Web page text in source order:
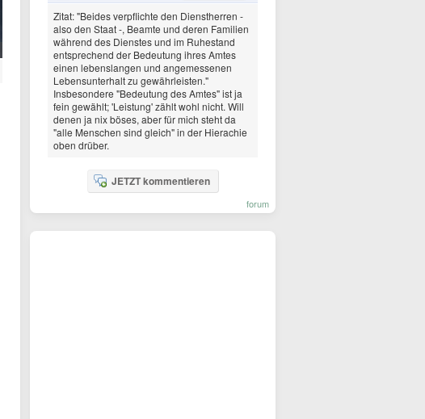
Zitat: "Beides verpflichte den Dienstherren -
also den Staat -, Beamte und deren Familien
während des Dienstes und im Ruhestand
entsprechend der Bedeutung ihres Amtes
einen lebenslangen und angemessenen
Lebensunterhalt zu gewährleisten."
Insbesondere "Bedeutung des Amtes" ist ja
fein gewählt; 'Leistung' zählt wohl nicht. Will
denen ja nix böses, aber für mich steht da
"alle Menschen sind gleich" in der Hierachie
oben drüber.
JETZT kommentieren
forum